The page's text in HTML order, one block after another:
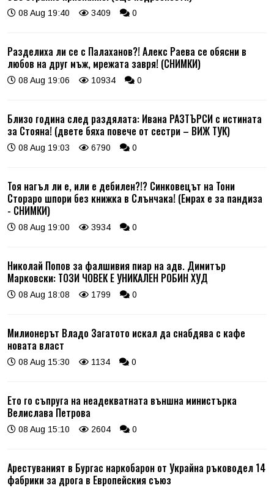
08 Aug 19:40 3409 0
Разделиха ли се с Палаханов?! Алекс Раева се обясни в
любов на друг мъж, мрежата завря! (СНИМКИ)
08 Aug 19:06 10934 0
Близо година след раздялата: Ивана РАЗТЪРСИ с истината
за Стояна! (двете бяха повече от сестри – ВИЖ ТУК)
08 Aug 19:03 6790 0
Тоя нагъл ли е, или е дебилен?!? Синковецът на Тони
Стораро шпори без книжка в Слънчака! (Емрах е за пандиза
- СНИМКИ)
08 Aug 19:00 3934 0
Николай Попов за фалшивия пиар на адв. Димитър
Марковски: ТОЗИ ЧОВЕК Е УНИКАЛЕН РОБИН ХУД
08 Aug 18:08 1799 0
Милионерът Владо Загатото искал да снабдява с кафе
новата власт
08 Aug 15:30 1134 0
Ето го съпруга на неадекватната външна министърка
Велислава Петрова
08 Aug 15:10 2604 0
Арестуваният в Бургас наркобарон от Украйна ръководел 14
фабрики за дрога в Европейския съюз